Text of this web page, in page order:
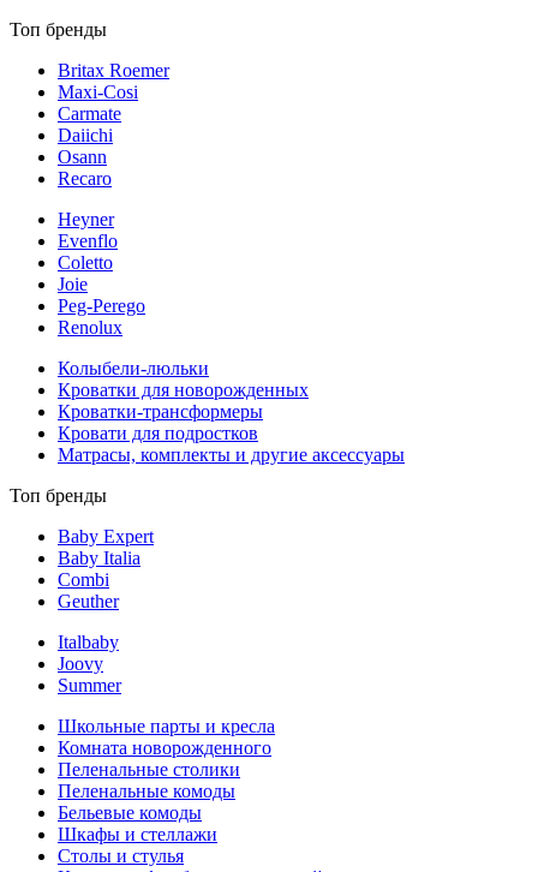
Топ бренды
Britax Roemer
Maxi-Cosi
Carmate
Daiichi
Osann
Recaro
Heyner
Evenflo
Coletto
Joie
Peg-Perego
Renolux
Колыбели-люльки
Кроватки для новорожденных
Кроватки-трансформеры
Кровати для подростков
Матрасы, комплекты и другие аксессуары
Топ бренды
Baby Expert
Baby Italia
Combi
Geuther
Italbaby
Joovy
Summer
Школьные парты и кресла
Комната новорожденного
Пеленальные столики
Пеленальные комоды
Бельевые комоды
Шкафы и стеллажи
Столы и стулья